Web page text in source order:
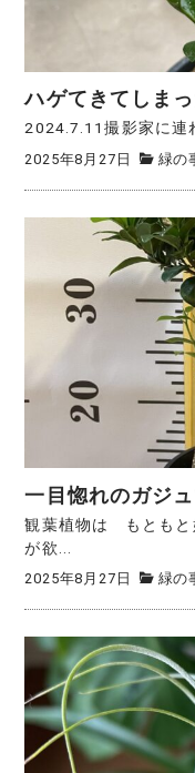
ハゲてきてしま
2024.7.11撮影家に連
2025年8月27日 緑の
一目惚れのガジ
観葉植物は もともと
が欲...
2025年8月27日 緑の